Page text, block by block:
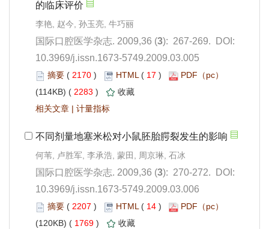
): 267-269. DOI:
10.3969/j.issn.1673-5749.2009.03.005
2170 ) 17 )
2283 )
|
): 270-272. DOI:
10.3969/j.issn.1673-5749.2009.03.006
2207 ) 14 )
1769 )